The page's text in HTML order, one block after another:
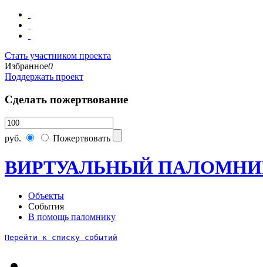
Стать участником проекта
Избранное0
Поддержать проект
Сделать пожертвование
руб. Пожертвовать
ВИРТУАЛЬНЫЙ
Объекты
События
В помощь паломнику
Перейти к списку событий